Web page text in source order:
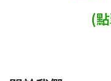
(